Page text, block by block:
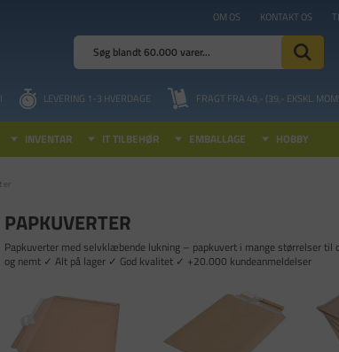
OM OS KONTAKT OS
LEVERING 1-3 HVERDAGE FRAGT FRA 49,- (39,- EKSKL.
INVENTAR IT TILBEHØR EMBALLAGE HOBBY
PAPKUVERTER
Papkuverter med selvklæbende lukning – papkuvert i mange størrelser
og nemt ✓ Alt på lager ✓ God kvalitet ✓ +20.000 kundeanmeldelser